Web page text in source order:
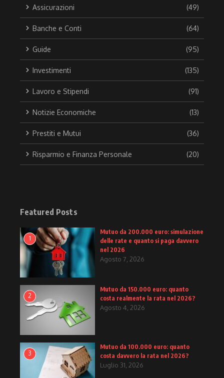
Assicurazioni (49)
Banche e Conti (64)
Guide (95)
Investimenti (135)
Lavoro e Stipendi (91)
Notizie Economiche (13)
Prestiti e Mutui (36)
Risparmio e Finanza Personale (20)
Featured Posts
1
Mutuo da 200.000 euro: simulazione
delle rate e quanto si paga davvero
nel 2026
Agosto 7, 2026
2
Mutuo da 150.000 euro: quanto
costa realmente la rata nel 2026?
Agosto 4, 2026
3
Mutuo da 100.000 euro: quanto
costa davvero la rata nel 2026?
Luglio 31, 2026